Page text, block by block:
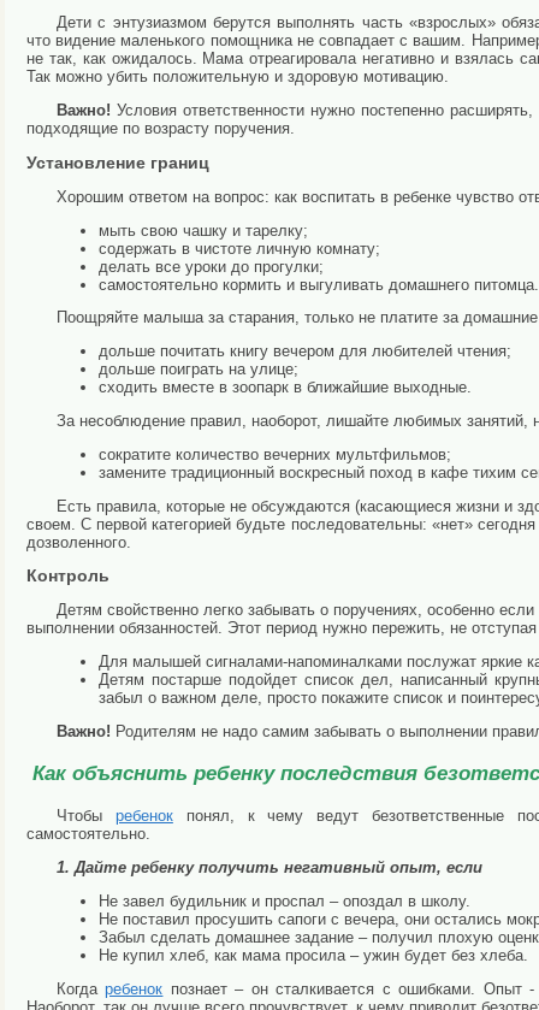
Дети с энтузиазмом берутся выполнять часть «взрослых»
что видение маленького помощника не совпадает с вашим.
не так, как ожидалось. Мама отреагировала негативно и взялась
Так можно убить положительную и здоровую мотивацию.
Важно! Условия ответственности нужно постепенно
подходящие по возрасту поручения.
Установление границ
Хорошим ответом на вопрос: как воспитать в ребенке чувство
мыть свою чашку и тарелку;
содержать в чистоте личную комнату;
делать все уроки до прогулки;
самостоятельно кормить и выгуливать домашнего питомца.
Поощряйте малыша за старания, только не платите за
дольше почитать книгу вечером для любителей чтения;
дольше поиграть на улице;
сходить вместе в зоопарк в ближайшие выходные.
За несоблюдение правил, наоборот, лишайте любимых занятий,
сократите количество вечерних мультфильмов;
замените традиционный воскресный поход в кафе тихим
Есть правила, которые не обсуждаются (касающиеся жизни и
своем. С первой категорией будьте последовательны: «нет»
дозволенного.
Контроль
Детям свойственно легко забывать о поручениях, особенно
выполнении обязанностей. Этот период нужно пережить, не
Для малышей сигналами-напоминалками послужат яркие
Детям постарше подойдет список дел, написанный
забыл о важном деле, просто покажите список и
Важно! Родителям не надо самим забывать о выполнении
Как объяснить ребенку последствия
Чтобы ребенокпонял, к чему ведут безответственные
самостоятельно.
1. Дайте ребенку получить негативный опыт, если
Не завел будильник и проспал – опоздал в школу.
Не поставил просушить сапоги с вечера, они остались
Забыл сделать домашнее задание – получил плохую
Не купил хлеб, как мама просила – ужин будет без хлеба.
Когдаребенок познает – он сталкивается с ошибками. Опыт